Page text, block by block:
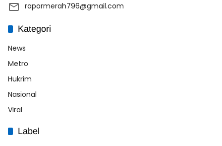
rapormerah796@gmail.com
Kategori
News
Metro
Hukrim
Nasional
Viral
Label